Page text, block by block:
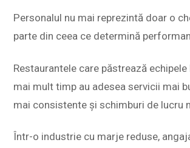
Personalul nu mai reprezintă doar o
parte din ceea ce determină
Restaurantele care păstrează echipele
mai mult timp au adesea servicii mai
mai consistente și schimburi de lucru
Într-o industrie cu marje reduse,